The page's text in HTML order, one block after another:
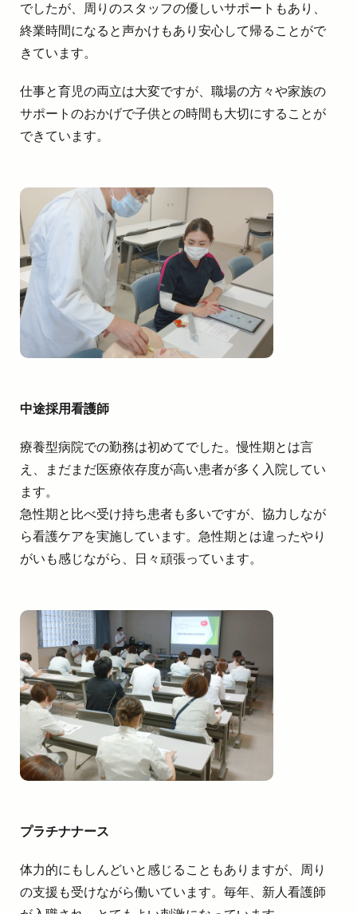
でしたが、周りのスタッフの優しいサポートもあり、
終業時間になると声かけもあり安心して帰ることがで
きています。
仕事と育児の両立は大変ですが、職場の方々や家族の
サポートのおかげで子供との時間も大切にすることが
できています。
中途採用看護師
療養型病院での勤務は初めてでした。慢性期とは言
え、まだまだ医療依存度が高い患者が多く入院してい
ます。
急性期と比べ受け持ち患者も多いですが、協力しなが
ら看護ケアを実施しています。急性期とは違ったやり
がいも感じながら、日々頑張っています。
プラチナナース
体力的にもしんどいと感じることもありますが、周り
の支援も受けながら働いています。毎年、新人看護師